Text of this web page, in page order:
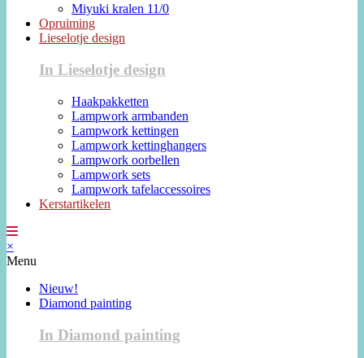
Miyuki kralen 11/0
Opruiming
Lieselotje design
In Lieselotje design
Haakpakketten
Lampwork armbanden
Lampwork kettingen
Lampwork kettinghangers
Lampwork oorbellen
Lampwork sets
Lampwork tafelaccessoires
Kerstartikelen
×
Menu
Nieuw!
Diamond painting
In Diamond painting